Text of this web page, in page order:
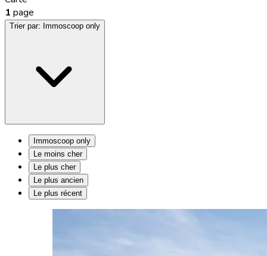
1 page
Trier par: Immoscoop only
Immoscoop only
Le moins cher
Le plus cher
Le plus ancien
Le plus récent